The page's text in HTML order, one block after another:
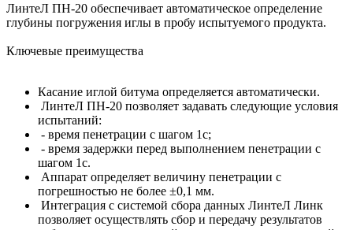
ЛинтеЛ ПН-20 обеспечивает автоматическое определение
глубины погружения иглы в пробу испытуемого продукта.
Ключевые преимущества
Касание иглой битума определяется автоматически.
ЛинтеЛ ПН-20 позволяет задавать следующие условия
испытаний:
- время пенетрации с шагом 1с;
- время задержки перед выполнением пенетрации с
шагом 1с.
Аппарат определяет величину пенетрации с
погрешностью не более ±0,1 мм.
Интеграция с системой сбора данных ЛинтеЛ Линк
позволяет осуществлять сбор и передачу результатов